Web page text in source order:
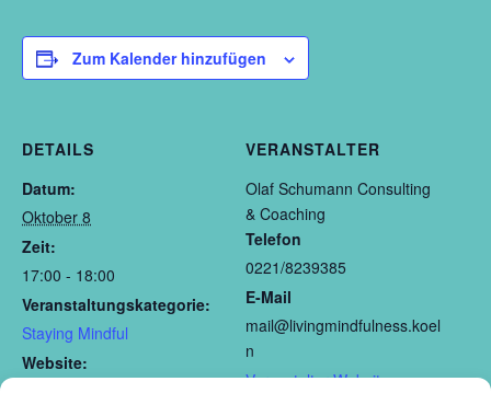
Zum Kalender hinzufügen
DETAILS
Datum:
Oktober 8
Zeit:
17:00 - 18:00
Veranstaltungskategorie:
Staying Mindful
Website:
VERANSTALTER
Olaf Schumann Consulting
& Coaching
Telefon
0221/8239385
E-Mail
mail@livingmindfulness.koel
n
Veranstalter-Website